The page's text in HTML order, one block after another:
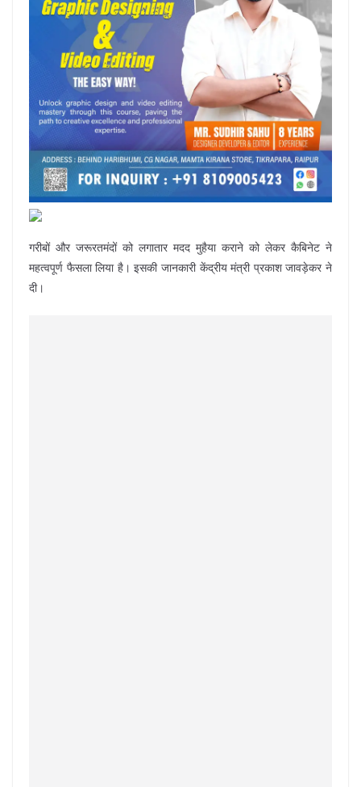
गरीबों और जरूरतमंदों को लगातार मदद मुहैया कराने को लेकर कैबिनेट ने
महत्वपूर्ण फैसला लिया है। इसकी जानकारी केंद्रीय मंत्री प्रकाश जावड़ेकर ने
दी।